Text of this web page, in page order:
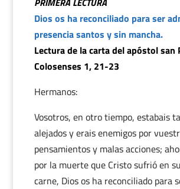
Dios os ha reconciliado para ser
presencia santos y sin mancha.
Lectura de la carta del apóstol san
Colosenses 1, 21-23
Hermanos:
Vosotros, en otro tiempo, estabais
alejados y erais enemigos por
pensamientos y malas acciones;
por la muerte que Cristo sufrió en
carne, Dios os ha reconciliado para